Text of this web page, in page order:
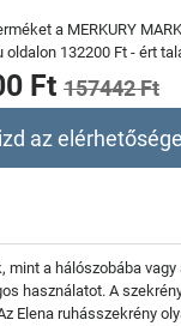
a MERKURY
oldalon 132200 Ft - ért
Ft 157442 Ft
az
a hálószobába
használatot. A
ruhásszekrény